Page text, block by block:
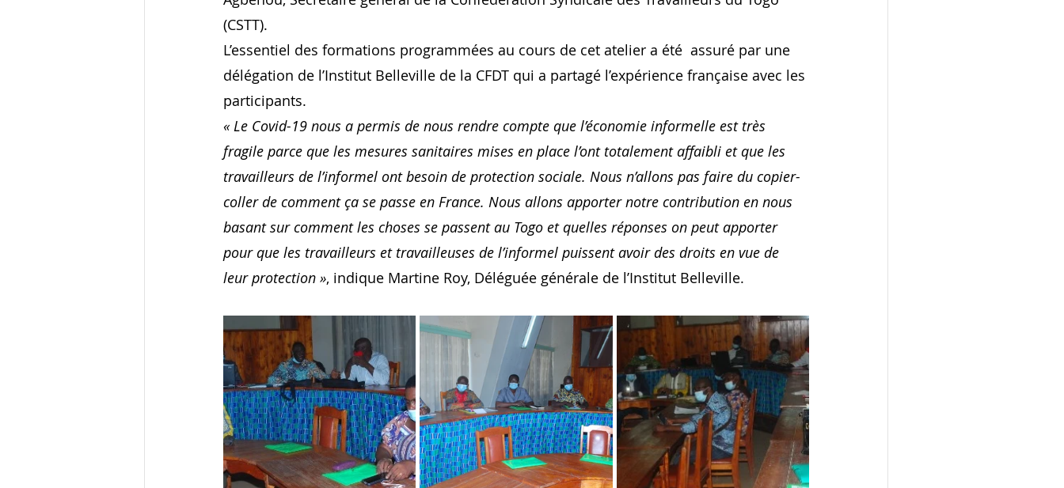
(CSTT).
L’essentiel des formations programmées au cours de cet atelier a été  assuré par une
délégation de l’Institut Belleville de la CFDT qui a partagé l’expérience française avec les
participants.
« Le Covid-19 nous a permis de nous rendre compte que l’économie informelle est très
fragile parce que les mesures sanitaires mises en place l’ont totalement affaibli et que les
travailleurs de l’informel ont besoin de protection sociale. Nous n’allons pas faire du copier-
coller de comment ça se passe en France. Nous allons apporter notre contribution en nous
basant sur comment les choses se passent au Togo et quelles réponses on peut apporter
pour que les travailleurs et travailleuses de l’informel puissent avoir des droits en vue de
leur protection », indique Martine Roy, Déléguée générale de l’Institut Belleville.